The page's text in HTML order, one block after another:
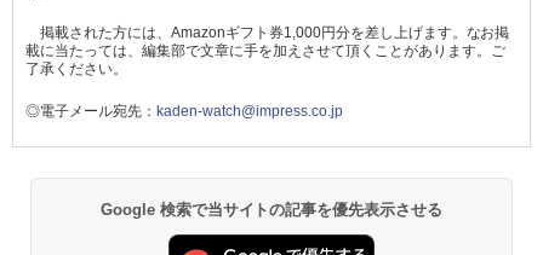
掲載された方には、Amazonギフト券1,000円分を差し上げます。なお掲
載に当たっては、編集部で文章に手を加えさせて頂くことがあります。ご
了承ください。
◎電子メール宛先： kaden-watch@impress.co.jp
Google 検索で当サイトの記事を優先表示させる